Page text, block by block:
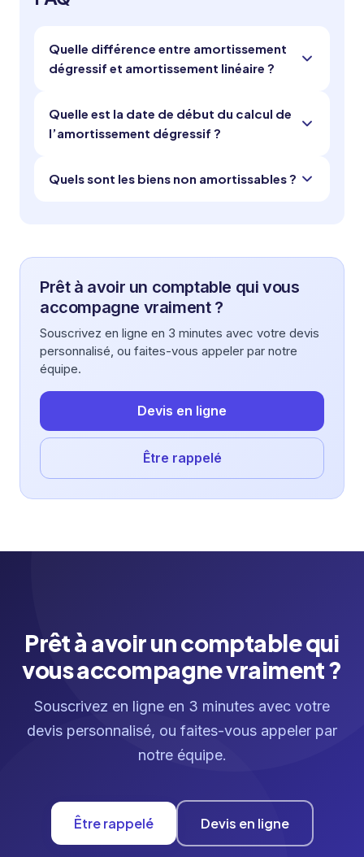
Quelle différence entre amortissement
dégressif et amortissement linéaire ?
Quelle est la date de début du calcul de
l’amortissement dégressif ?
Quels sont les biens non amortissables ?
Prêt à avoir un comptable qui vous
accompagne vraiment ?
Souscrivez en ligne en 3 minutes avec votre devis
personnalisé, ou faites-vous appeler par notre
équipe.
Devis en ligne
Être rappelé
Prêt à avoir un comptable qui
vous accompagne vraiment ?
Souscrivez en ligne en 3 minutes avec votre
devis personnalisé, ou faites-vous appeler par
notre équipe.
Être rappelé Devis en ligne